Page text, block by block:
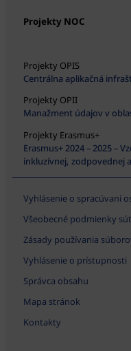
Projekty NOC
Projekty OPIS
Centrálna aplikačná
Projekty OPII
Manažment údajov v
Projekty Erasmus+
Erasmus+ 2024 – 2025 –
inkluzívnej, zodpovednej
Vyhlásenie o spracúvaní
Všeobecné podmienky
Zásady používania
Vyhlásenie o prístupnosti
Správca obsahu
Mapa stránok
Kontakty